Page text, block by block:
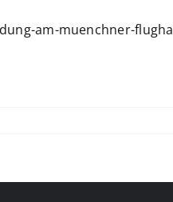
am-muenchner-